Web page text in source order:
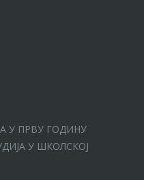
У ПРВУ ГОДИНУ
У ШКОЛСКОЈ